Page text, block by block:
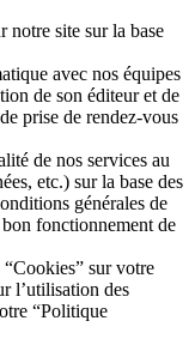
notre site sur la base
avec nos équipes
de son éditeur et de
prise de rendez-vous
de nos services au
etc.) sur la base des
générales de
fonctionnement de
“Cookies” sur votre
l’utilisation des
“Politique